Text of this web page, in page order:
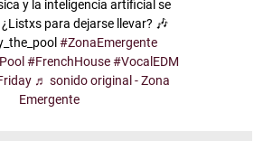
y la inteligencia artificial se
para dejarse llevar? 🎶
#ZonaEmergente
#FrenchHouse #VocalEDM
♬ sonido original - Zona
Emergente